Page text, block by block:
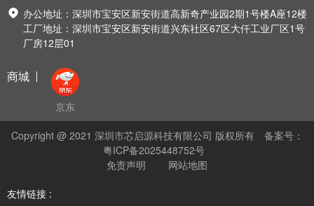
 办公地址：深圳市宝安区新安街道高新奇产业园2期1号楼A座12楼
工厂地址：深圳市宝安区新安街道兴东社区67区大仟工业厂区1号
厂房12层01
商城
京东
Copyright @ 2021 深圳市芯启源科技有限公司 版权所有
备案号：
粤ICP备2025448752号
免责声明
网站地图
友情链接 :